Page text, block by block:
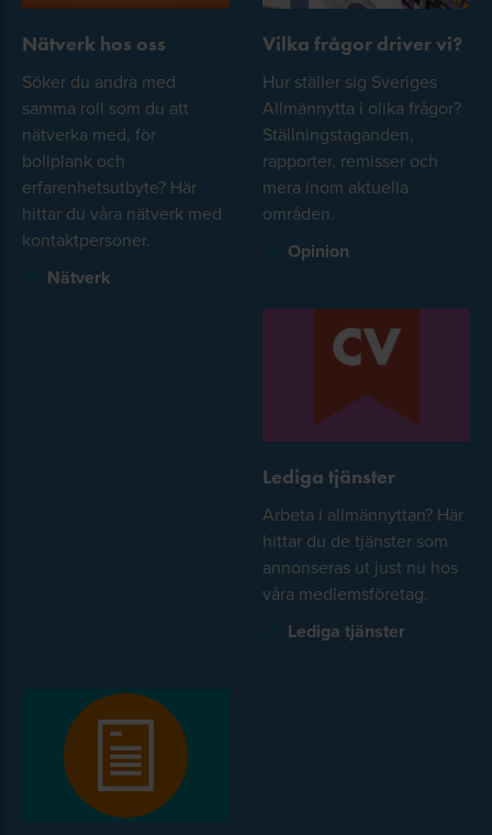
Nätverk hos oss
Söker du andra med
samma roll som du att
nätverka med, för
bollplank och
erfarenhetsutbyte? Här
hittar du våra nätverk med
kontaktpersoner.
Nätverk
Vilka frågor driver vi?
Hur ställer sig Sveriges
Allmännytta i olika frågor?
Ställningstaganden,
rapporter, remisser och
mera inom aktuella
områden.
Opinion
Lediga tjänster
Arbeta i allmännyttan? Här
hittar du de tjänster som
annonseras ut just nu hos
våra medlemsföretag.
Lediga tjänster